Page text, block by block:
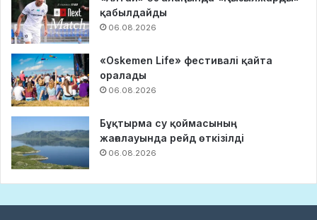
қабылдайды
06.08.2026
«Oskemen Life» фестивалі қайта
оралады
06.08.2026
Бұқтырма су қоймасының
жағалауында рейд өткізілді
06.08.2026